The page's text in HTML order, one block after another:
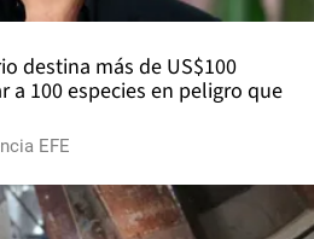
destina más de US$100
a 100 especies en peligro que
EFE